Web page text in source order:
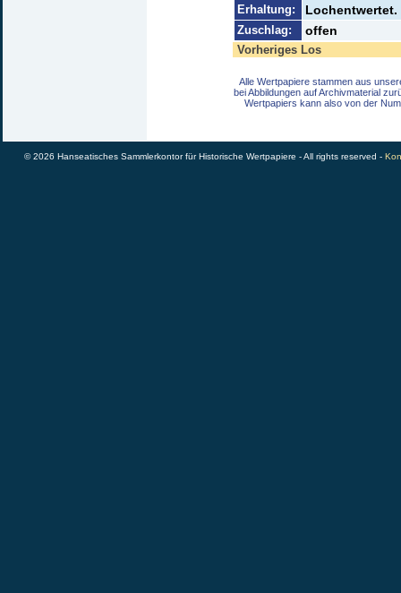
Erhaltung: Lochentwertet.
Zuschlag: offen
Vorheriges Los
Alle Wertpapiere stammen aus
bei Abbildungen auf Archivmaterial
Wertpapiers kann also von der
© 2026 Hanseatisches Sammlerkontor für Historische Wertpapiere - All rights reserved -